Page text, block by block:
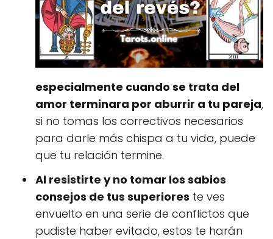
especialmente cuando se trata del
amor terminara por aburrir a tu pareja,
si no tomas los correctivos necesarios
para darle más chispa a tu vida, puede
que tu relación termine.
Al resistirte y no tomar los sabios
consejos de tus superiores te ves
envuelto en una serie de conflictos que
pudiste haber evitado, estos te harán